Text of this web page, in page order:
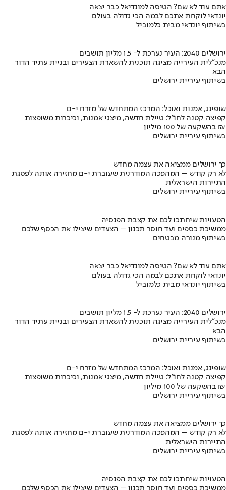
אתם עוד לא שם? הטיסה למונדיאל כבר יצאה
יונדאי לוקחת אתכם לבמה הכי גדולה בעולם
בשיתוף יונדאי מבית כלמוביל
ירושלים 2040: העיר נערכת ל- 1.5 מליון תושבים
מנכ"לית העירייה מציגה תוכנית להשארת הצעירים ובניית עתיד הדור
הבא
בשיתוף עיריית ירושלים
שופינג, אמנות ואוכל: המרכז המתחדש של מזרח י-ם
קפיצה קטנה לחו"ל: טיילת חדשה, מיצגי אמנות, וכיכרות משופצות
בהשקעה של 100 מיליון ₪
בשיתוף עיריית ירושלים
כך ירושלים ממציאה את עצמה מחדש
לא רק קודש – המהפכה המודרנית שעוברת י-ם מחזירה אותה לפסגת
התיירות הישראלית
בשיתוף עיריית ירושלים
הטעויות שיחתכו לכם את קצבת הפנסיה
ממשיכת כספים ועד חוסר תכנון – הצעדים שיצילו את הכסף שלכם
בשיתוף מנורה מבטחים
אתם עוד לא שם? הטיסה למונדיאל כבר יצאה
יונדאי לוקחת אתכם לבמה הכי גדולה בעולם
בשיתוף יונדאי מבית כלמוביל
ירושלים 2040: העיר נערכת ל- 1.5 מליון תושבים
מנכ"לית העירייה מציגה תוכנית להשארת הצעירים ובניית עתיד הדור
הבא
בשיתוף עיריית ירושלים
שופינג, אמנות ואוכל: המרכז המתחדש של מזרח י-ם
קפיצה קטנה לחו"ל: טיילת חדשה, מיצגי אמנות, וכיכרות משופצות
בהשקעה של 100 מיליון ₪
בשיתוף עיריית ירושלים
כך ירושלים ממציאה את עצמה מחדש
לא רק קודש – המהפכה המודרנית שעוברת י-ם מחזירה אותה לפסגת
התיירות הישראלית
בשיתוף עיריית ירושלים
הטעויות שיחתכו לכם את קצבת הפנסיה